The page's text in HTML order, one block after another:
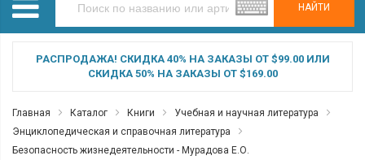
НАЙТИ
РАСПРОДАЖА! СКИДКА 40% НА ЗАКАЗЫ ОТ $99.00 ИЛИ
СКИДКА 50% НА ЗАКАЗЫ ОТ $169.00
Главная Каталог Книги
Учебная и научная литература
Энциклопедическая и справочная литература
Безопасность жизнедеятельности - Мурадова Е.О.